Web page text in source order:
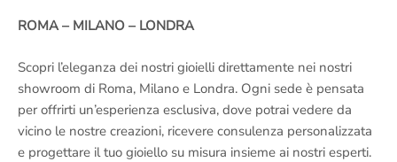
ROMA – MILANO – LONDRA
Scopri l’eleganza dei nostri gioielli direttamente nei nostri
showroom di Roma, Milano e Londra. Ogni sede è pensata
per offrirti un’esperienza esclusiva, dove potrai vedere da
vicino le nostre creazioni, ricevere consulenza personalizzata
e progettare il tuo gioiello su misura insieme ai nostri esperti.